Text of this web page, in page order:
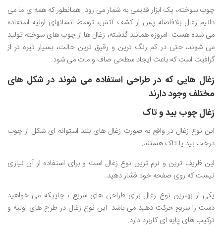
چوب سوخته، یک ابزار قدیمی به شمار می رود. همانطور که همه ی ما می
دانیم زغال بلافاصله پس از کشف آتش، توسط انسانهای اولیه استفاده
می شده هست. امروزه همانند گذشته، زغال ها از چوب های سوخته تولید
می شوند، حتی در کم رنگ ترین و رقیق ترین حالت، بسیار تیره تر از
گرافیت است که باعث ایجاد سطحی صاف و مات می شود.
زغال هایی که در طراحی استفاده می شوند در شکل های
مختلف وجود دارند
زغال چوب بید و تاک
این نوع زغال در واقع به صورت زغال های بلند استوانه ای شکل از چوب
درخت بید یا تاک هستند.
این ظریف ترین و نرم ترین نوع زغال است و برای استفاده از آن نیازی
نیست که روی صفحه خود فشار دهید.
یکی از بهترین نوع زغال برای طراحی های سریع ، جاییکه می خواهید
دست را سریع حرکت دهید می باشد. این نوع زغال در طرح های اولیه و
ترکیب های پایه ای کاربرد دارد.